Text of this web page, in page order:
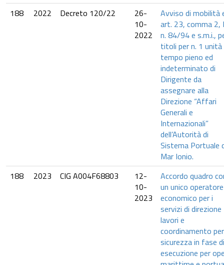
188
2022 Decreto 120/22
26-
10-
2022
Avviso di mobilità
art. 23, comma 2,
n. 84/94 e s.m.i.,
titoli per n. 1 unità
tempo pieno ed
indeterminato di
Dirigente da
assegnare alla
Direzione “Affari
Generali e
Internazionali”
dell’Autorità di
Sistema Portuale
Mar Ionio.
188
2023 CIG A004F68803
12-
10-
2023
Accordo quadro
un unico operatore
economico per i
servizi di direzione
lavori e
coordinamento
sicurezza in fase di
esecuzione per